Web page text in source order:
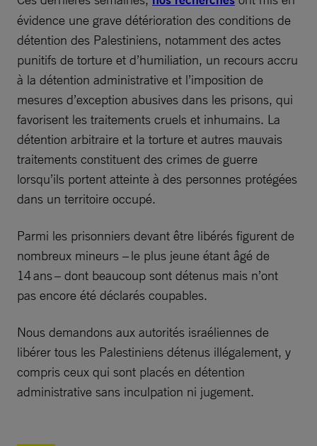
évidence une grave détérioration des conditions de
détention des Palestiniens, notamment des actes
punitifs de torture et d’humiliation, un recours accru
à la détention administrative et l’imposition de
mesures d’exception abusives dans les prisons, qui
favorisent les traitements cruels et inhumains. La
détention arbitraire et la torture et autres mauvais
traitements constituent des crimes de guerre
lorsqu’ils portent atteinte à des personnes protégées
dans un territoire occupé.
Parmi les prisonniers devant être libérés figurent de
nombreux mineurs – le plus jeune étant âgé de
14 ans – dont beaucoup sont détenus mais n’ont
pas encore été déclarés coupables.
Nous demandons aux autorités israéliennes de
libérer tous les Palestiniens détenus illégalement, y
compris ceux qui sont placés en détention
administrative sans inculpation ni jugement.